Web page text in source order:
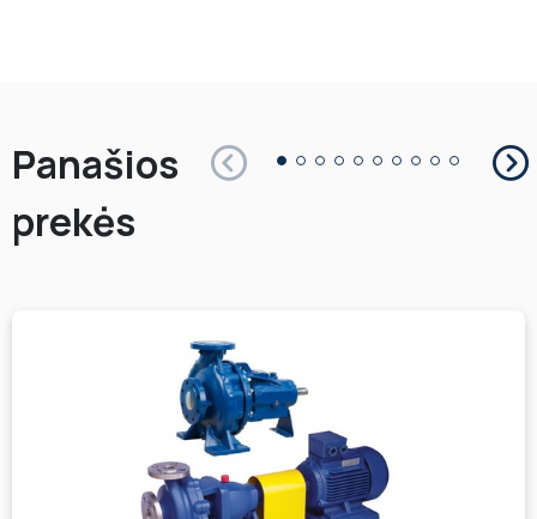
Panašios
prekės